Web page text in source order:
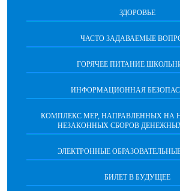
ЗДОРОВЬЕ
ЧАСТО ЗАДАВАЕМЫЕ
ГОРЯЧЕЕ ПИТАНИЕ
ИНФОРМАЦИОННАЯ
КОМПЛЕКС МЕР, НАПРАВЛЕННЫХ НА
НЕЗАКОННЫХ СБОРОВ
ЭЛЕКТРОННЫЕ
БИЛЕТ В БУДУЩЕЕ